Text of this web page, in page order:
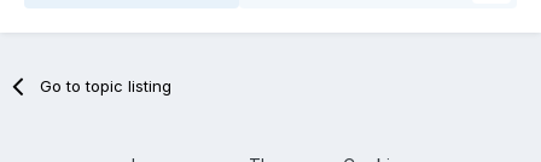
Go to topic listing